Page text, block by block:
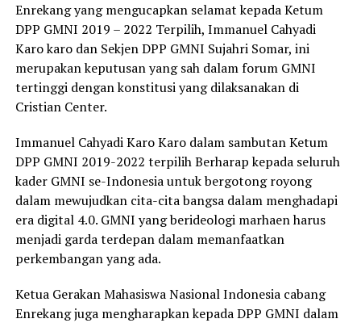
Enrekang yang mengucapkan selamat kepada Ketum
DPP GMNI 2019 – 2022 Terpilih, Immanuel Cahyadi
Karo karo dan Sekjen DPP GMNI Sujahri Somar, ini
merupakan keputusan yang sah dalam forum GMNI
tertinggi dengan konstitusi yang dilaksanakan di
Cristian Center.
Immanuel Cahyadi Karo Karo dalam sambutan Ketum
DPP GMNI 2019-2022 terpilih Berharap kepada seluruh
kader GMNI se-Indonesia untuk bergotong royong
dalam mewujudkan cita-cita bangsa dalam menghadapi
era digital 4.0. GMNI yang berideologi marhaen harus
menjadi garda terdepan dalam memanfaatkan
perkembangan yang ada.
Ketua Gerakan Mahasiswa Nasional Indonesia cabang
Enrekang juga mengharapkan kepada DPP GMNI dalam